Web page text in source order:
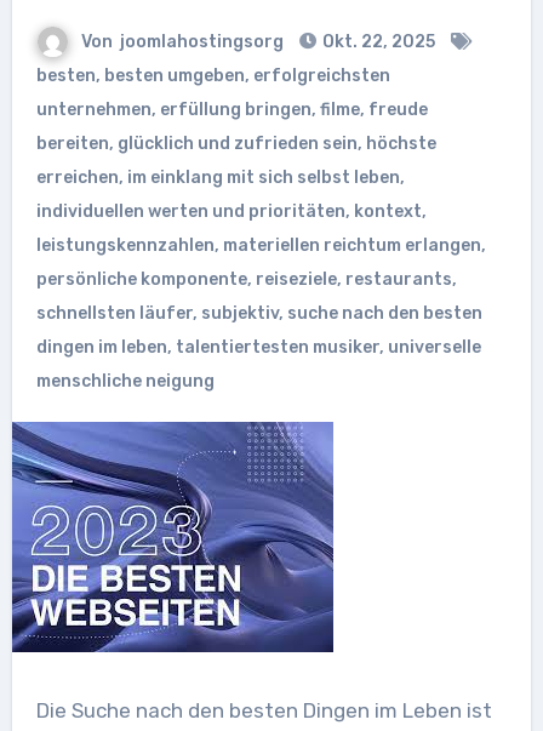
Von joomlahostingsorg
Okt. 22, 2025
besten, besten umgeben, erfolgreichsten
unternehmen, erfüllung bringen, filme, freude
bereiten, glücklich und zufrieden sein, höchste
erreichen, im einklang mit sich selbst leben,
individuellen werten und prioritäten, kontext,
leistungskennzahlen, materiellen reichtum erlangen,
persönliche komponente, reiseziele, restaurants,
schnellsten läufer, subjektiv, suche nach den besten
dingen im leben, talentiertesten musiker, universelle
menschliche neigung
Die Suche nach den besten Dingen im Leben ist